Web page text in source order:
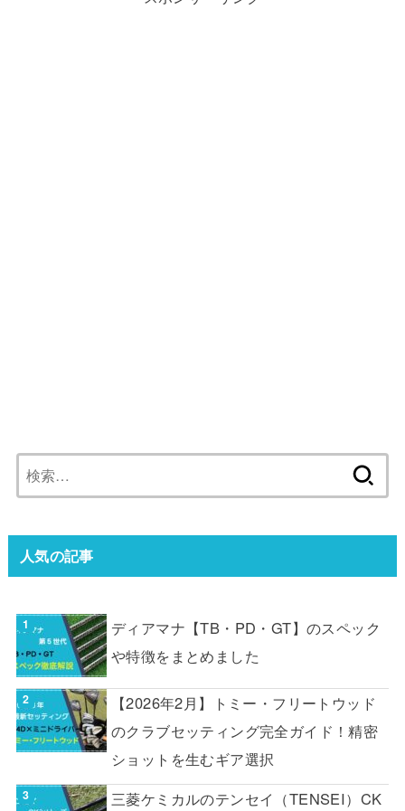
索:
人気の記事
ディアマナ【TB・PD・GT】のスペック
や特徴をまとめました
【2026年2月】トミー・フリートウッド
のクラブセッティング完全ガイド！精密
ショットを生むギア選択
三菱ケミカルのテンセイ（TENSEI）CK